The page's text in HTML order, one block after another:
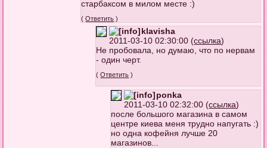
старбаксом в милом месте :)
(Ответить )
klavisha
2011-03-10 02:30:00 (ссылка)
Не пробовала, но думаю, что по нервам
- один черт.
(Ответить )
ponka
2011-03-10 02:32:00 (ссылка)
после большого магазина в самом
центре киева меня трудно напугать :)
но одна кофейня лучше 20
магазинов...